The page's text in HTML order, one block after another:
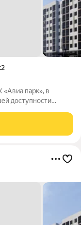
парк», в
доступности
транспорта.